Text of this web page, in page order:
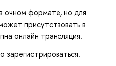
очном формате, но для
присутствовать в
онлайн трансляция.
зарегистрироваться.